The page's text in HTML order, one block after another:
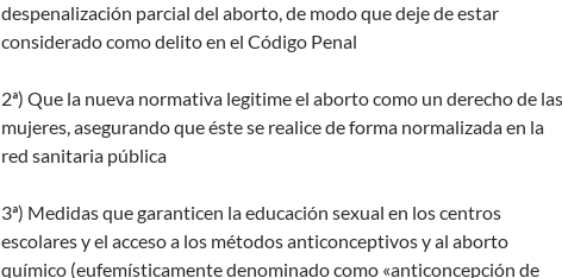
despenalización parcial del aborto, de modo que deje de estar
considerado como delito en el Código Penal
2ª) Que la nueva normativa legitime el aborto como un derecho de las
mujeres, asegurando que éste se realice de forma normalizada en la
red sanitaria pública
3ª) Medidas que garanticen la educación sexual en los centros
escolares y el acceso a los métodos anticonceptivos y al aborto
químico (eufemísticamente denominado como «anticoncepción de